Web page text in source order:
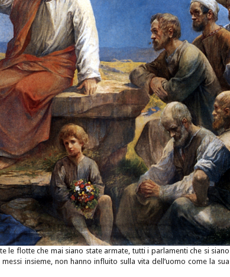
le flotte che mai siano state armate, tutti i parlamenti che si siano
insieme, non hanno influito sulla vita dell’uomo come la sua